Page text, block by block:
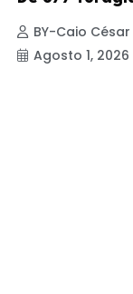
BY-Caio César
Agosto 1, 2026